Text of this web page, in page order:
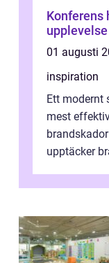
Konferens
upplevelse
01 augusti
inspiration
Ett modernt
mest
upptäcker